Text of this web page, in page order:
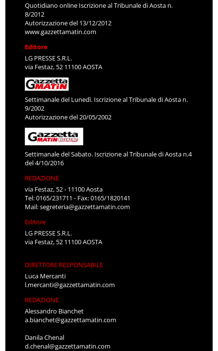
Quotidiano online Iscrizione al Tribunale di Aosta n.
8/2012
Autorizzazione del 13/12/2012
www.gazzettamatin.com
Editore
LG PRESSE S.R.L.
via Festaz, 52 11100 AOSTA
Settimanale del Lunedì. Iscrizione al Tribunale di Aosta n.
9/2002
Autorizzazione del 20/05/2002
Settimanale del Sabato. Iscrizione al Tribunale di Aosta n.4
del 4/10/2016
REDAZIONE
via Festaz, 52 - 11100 Aosta
Tel: 0165/231711 - Fax: 0165/1820141
Mail:segreteria@gazzettamatin.com
Editore
LG PRESSE S.R.L.
via Festaz, 52 11100 AOSTA
DIRETTORE RESPONSABILE
Luca Mercanti
l.mercanti@gazzettamatin.com
REDAZIONE
Alessandro Bianchet
a.bianchet@gazzettamatin.com
Danila Chenal
d.chenal@gazzettamatin.com